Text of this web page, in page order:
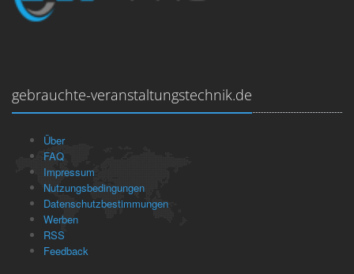
gebrauchte-veranstaltungstechnik.de
Über
FAQ
Impressum
Nutzungsbedingungen
Datenschutzbestimmungen
Werben
RSS
Feedback